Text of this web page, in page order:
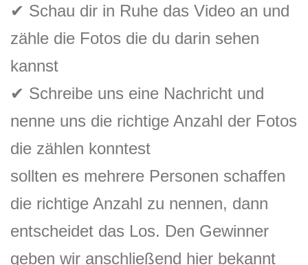
✔ Schau dir in Ruhe das Video an und
zähle die Fotos die du darin sehen
kannst
✔ Schreibe uns eine Nachricht und
nenne uns die richtige Anzahl der Fotos
die zählen konntest
sollten es mehrere Personen schaffen
die richtige Anzahl zu nennen, dann
entscheidet das Los. Den Gewinner
geben wir anschließend hier bekannt